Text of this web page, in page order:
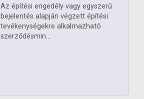
Az építési engedély vagy egyszerű
bejelentés alapján végzett építési
tevékenységekre alkalmazható
szerződésmin...